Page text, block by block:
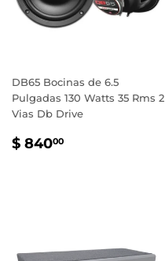
DB65 Bocinas de 6.5
Pulgadas 130 Watts 35 Rms 2
Vias Db Drive
PRECIO
$ 84000